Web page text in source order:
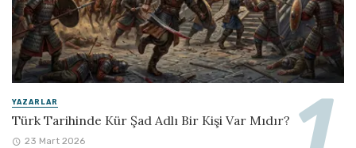
YAZARLAR
Türk Tarihinde Kür Şad Adlı Bir Kişi Var Mıdır?
23 Mart 2026